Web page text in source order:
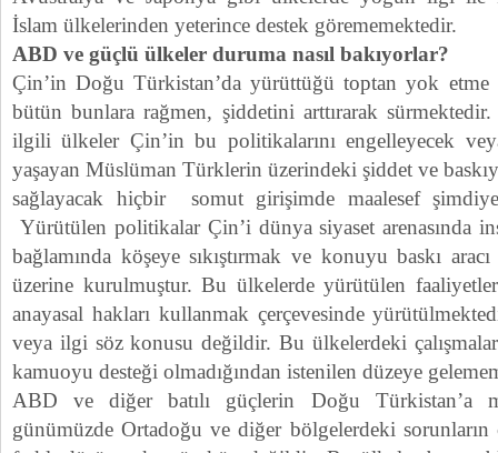
İslam ülkelerinden yeterince destek görememektedir.
ABD ve güçlü ülkeler duruma nasıl bakıyorlar?
Çin’in Doğu Türkistan’da yürüttüğü toptan yok etme
bütün bunlara rağmen, şiddetini arttırarak
ilgili ülkeler Çin’in bu politikalarını engelleyecek
yaşayan Müslüman Türklerin üzerindeki şiddet ve
sağlayacak hiçbir somut girişimde maalesef
Yürütülen politikalar Çin’i dünya siyaset arenasında
bağlamında köşeye sıkıştırmak ve konuyu baskı
üzerine kurulmuştur. Bu ülkelerde yürütülen
anayasal hakları kullanmak çerçevesinde
veya ilgi söz konusu değildir. Bu ülkelerdeki
kamuoyu desteği olmadığından istenilen düzeye
ABD ve diğer batılı güçlerin Doğu Türkistan’a
günümüzde Ortadoğu ve diğer bölgelerdeki sorunların